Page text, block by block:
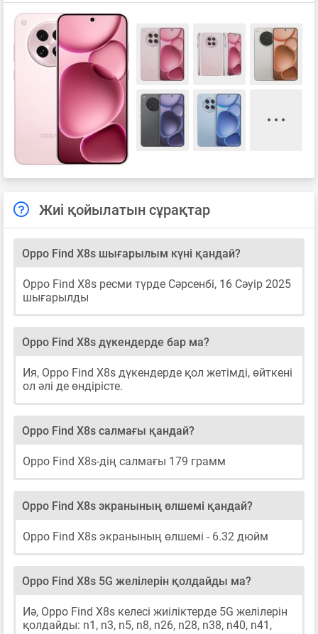
Жиі қойылатын сұрақтар
Oppo Find X8s шығарылым күні қандай?
Oppo Find X8s ресми түрде Сәрсенбі, 16 Сәуір 2025
шығарылды
Oppo Find X8s дүкендерде бар ма?
Ия, Oppo Find X8s дүкендерде қол жетімді, өйткені
ол әлі де өндірісте.
Oppo Find X8s салмағы қандай?
Oppo Find X8s-дің салмағы 179 грамм
Oppo Find X8s экранының өлшемі қандай?
Oppo Find X8s экранының өлшемі - 6.32 дюйм
Oppo Find X8s 5G желілерін қолдайды ма?
Иә, Oppo Find X8s келесі жиіліктерде 5G желілерін
қолдайды: n1, n3, n5, n8, n26, n28, n38, n40, n41,